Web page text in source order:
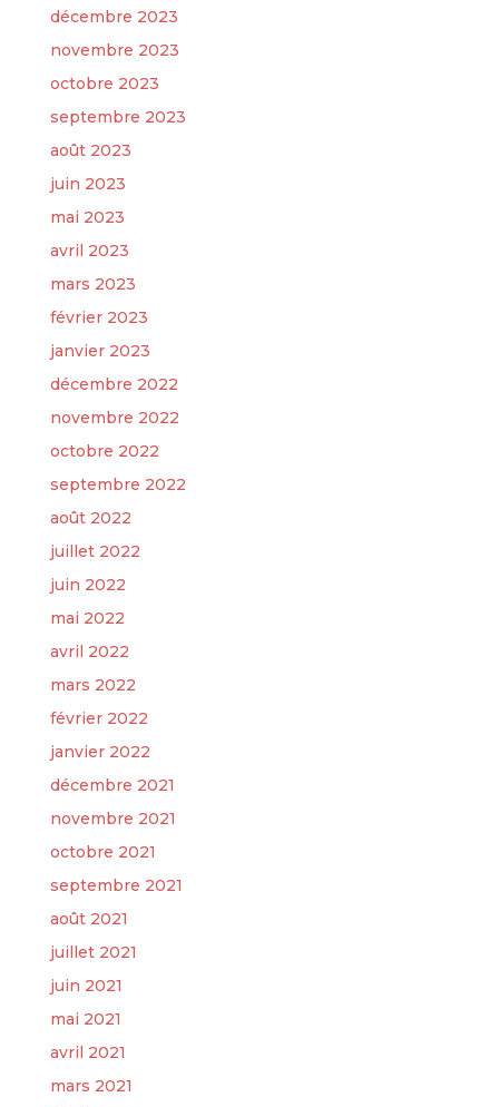
décembre 2023
novembre 2023
octobre 2023
septembre 2023
août 2023
juin 2023
mai 2023
avril 2023
mars 2023
février 2023
janvier 2023
décembre 2022
novembre 2022
octobre 2022
septembre 2022
août 2022
juillet 2022
juin 2022
mai 2022
avril 2022
mars 2022
février 2022
janvier 2022
décembre 2021
novembre 2021
octobre 2021
septembre 2021
août 2021
juillet 2021
juin 2021
mai 2021
avril 2021
mars 2021